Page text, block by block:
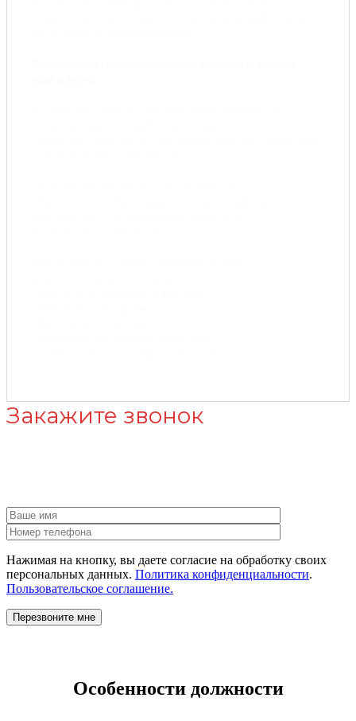
Закажите звонок
Нажимая на кнопку, вы даете согласие на обработку своих
персональных данных. Политика конфиденциальности.
Пользовательское соглашение.
Особенности должности